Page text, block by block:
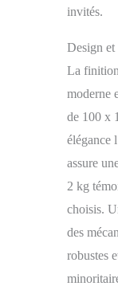
invités.
Design et
La
moderne
de 100 x
élégance
assure
2 kg
choisis.
des
robustes